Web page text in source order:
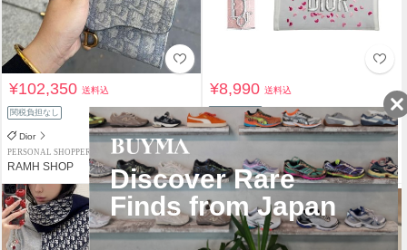
¥102,350送料込
関税負担なし
Dior
PERSONAL SHOPPER
RAMH SHOP
¥8,990送料込
関税負担なし
Dior
molamolamnb